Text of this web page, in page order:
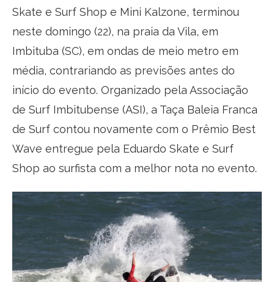
Skate e Surf Shop e Mini Kalzone, terminou
neste domingo (22), na praia da Vila, em
Imbituba (SC), em ondas de meio metro em
média, contrariando as previsões antes do
início do evento. Organizado pela Associação
de Surf Imbitubense (ASI), a Taça Baleia Franca
de Surf contou novamente com o Prêmio Best
Wave entregue pela Eduardo Skate e Surf
Shop ao surfista com a melhor nota no evento.